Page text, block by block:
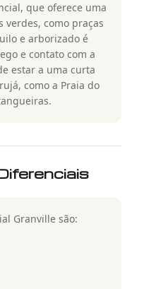
que oferece uma
como praças
e arborizado é
e contato com a
estar a uma curta
como a Praia do
Granville são: